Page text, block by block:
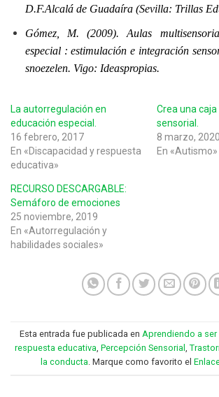
D.F.Alcalá de Guadaíra (Sevilla: Trillas
Gómez, M. (2009). Aulas
especial : estimulación e integración
snoezelen. Vigo: Ideaspropias.
La autorregulación en
educación especial.
16 febrero, 2017
En «Discapacidad y respuesta
educativa»
Crea una
sensorial.
8 marzo, 2020
En «Autismo»
RECURSO DESCARGABLE:
Semáforo de emociones
25 noviembre, 2019
En «Autorregulación y
habilidades sociales»
Esta entrada fue publicada en Aprendiendo a ser
respuesta educativa Percepción Sensorial
la conducta . Marque como favorito el